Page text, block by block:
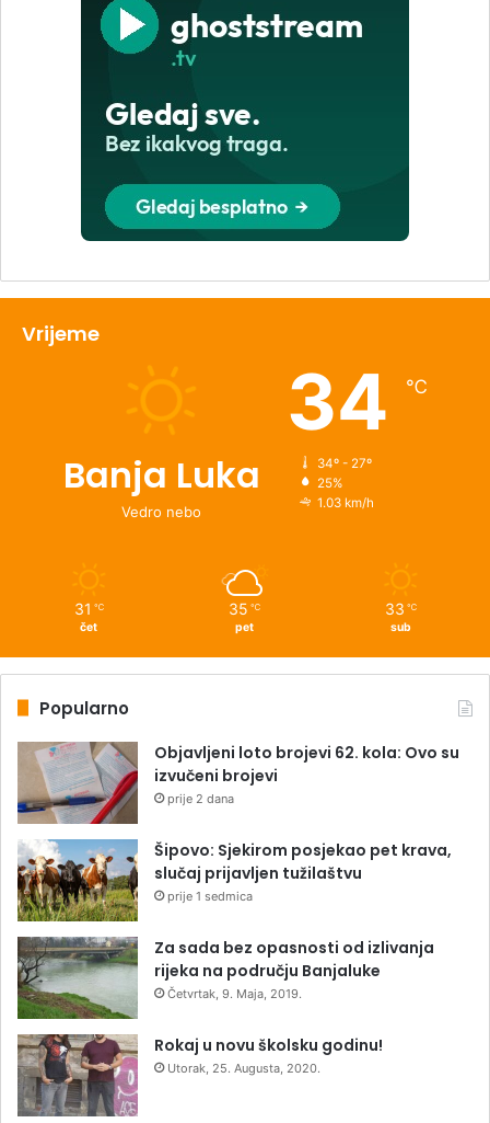
Vrijeme
Banja Luka
Vedro nebo
34 ℃
34º - 27º
25%
1.03 km/h
31 ℃
čet
35 ℃
pet
33 ℃
sub
Popularno
Objavljeni loto brojevi 62. kola: Ovo su
izvučeni brojevi
prije 2 dana
Šipovo: Sjekirom posjekao pet krava,
slučaj prijavljen tužilaštvu
prije 1 sedmica
Za sada bez opasnosti od izlivanja
rijeka na području Banjaluke
Četvrtak, 9. Maja, 2019.
Rokaj u novu školsku godinu!
Utorak, 25. Augusta, 2020.